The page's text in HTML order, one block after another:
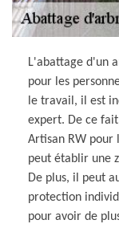
L'abattage d'un
pour les
le travail, il est
expert. De ce
Artisan RW pour
peut établir une
De plus, il peut
protection
pour avoir de